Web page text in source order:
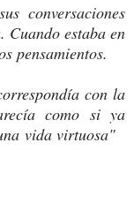
conversaciones
Cuando estaba en
pensamientos.
con la
como si ya
vida virtuosa"